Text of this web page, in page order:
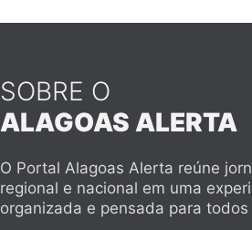
SOBRE O
ALAGOAS ALERTA
O Portal Alagoas Alerta reúne
regional e nacional em uma
organizada e pensada para